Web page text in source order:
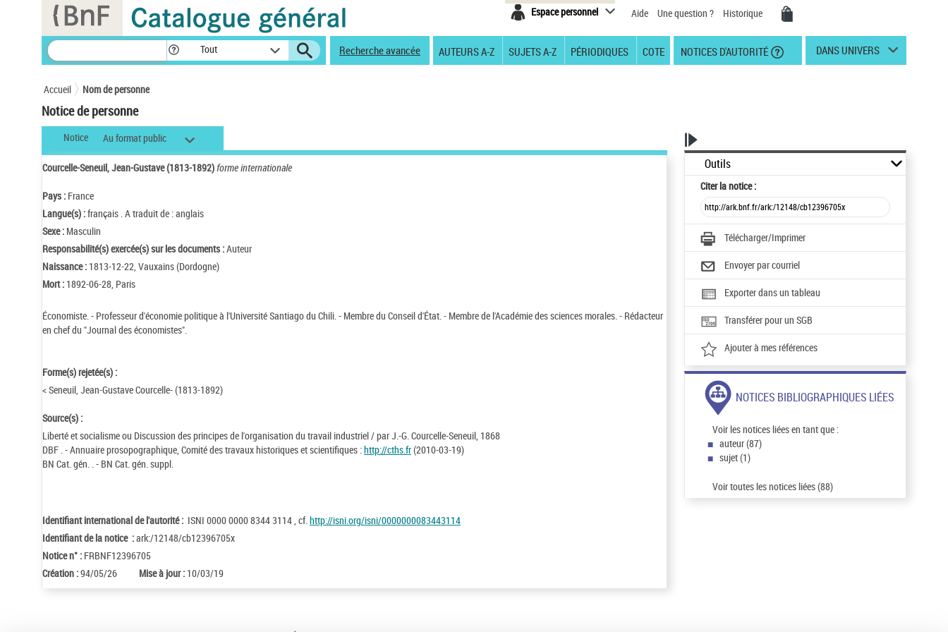
Espace personnel Aide Une question ? Historique
Tout Recherche avancée AUTEURS A-Z SUJETS A-Z PÉRIODIQUES COTE NOTICES D'AUTORITÉ DANS UNIVERS
Accueil Nom de personne
Notice de personne
Notice Au format public
Courcelle-Seneuil, Jean-Gustave (1813-1892)forme internationale
Pays : France
Langue(s) :français . A traduit de : anglais
Sexe : Masculin
Responsabilité(s) exercée(s) sur les documents :Auteur
Naissance : 1813-12-22, Vauxains (Dordogne)
Mort : 1892-06-28, Paris
Économiste. - Professeur d'économie politique à l'Université Santiago du Chili. - Membre du Conseil d'État. - Membre de l'Académie des sciences morales. - Rédacteur
en chef du "Journal des économistes".
Forme(s) rejetée(s) :
< Seneuil, Jean-Gustave Courcelle- (1813-1892)
Source(s) :
Liberté et socialisme ou Discussion des principes de l'organisation du travail industriel / par J.-G. Courcelle-Seneuil, 1868
DBF . - Annuaire prosopographique, Comité des travaux historiques et scientifiques :http://cths.fr(2010-03-19)
BN Cat. gén. . - BN Cat. gén. suppl.
Identifiant international de l'autorité : ISNI 0000 0000 8344 3114 , cf.http://isni.org/isni/0000000083443114
Identifiant de la notice :ark:/12148/cb12396705x
Notice n° : FRBNF12396705
Création :94/05/26 Mise à jour : 10/03/19
Outils
Citerla notice :
Télécharger/Imprimer
Envoyer par courriel
Exporter dans un tableau
Transférer pour un SGB
Ajouter à mes références
NOTICES BIBLIOGRAPHIQUES LIÉES
Voir les notices liées en tant que :
auteur (87)
sujet (1)
Voir toutes les notices liées (88)
Panneau de gestion des cookies